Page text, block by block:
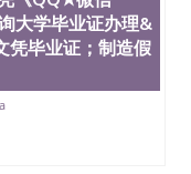
大学毕业证办理&
凭毕业证；制造假